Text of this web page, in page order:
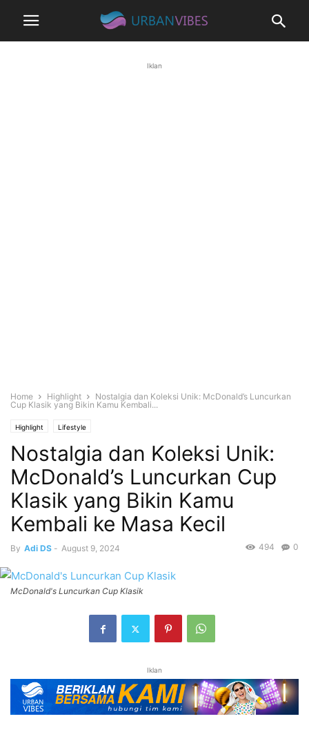
Iklan
Home Highlight
Nostalgia dan Koleksi Unik: McDonald’s Luncurkan
Cup Klasik yang Bikin Kamu Kembali...
Highlight Lifestyle
Nostalgia dan Koleksi Unik:
McDonald’s Luncurkan Cup
Klasik yang Bikin Kamu
Kembali ke Masa Kecil
By Adi DS - August 9, 2024 0
494
McDonald's Luncurkan Cup Klasik
Iklan